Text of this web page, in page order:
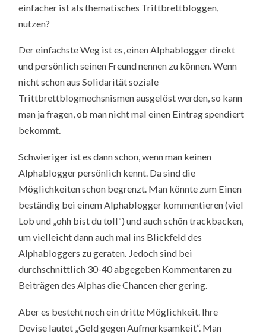
einfacher ist als thematisches Trittbrettbloggen,
nutzen?
Der einfachste Weg ist es, einen Alphablogger direkt
und persönlich seinen Freund nennen zu können. Wenn
nicht schon aus Solidarität soziale
Trittbrettblogmechsnismen ausgelöst werden, so kann
man ja fragen, ob man nicht mal einen Eintrag spendiert
bekommt.
Schwieriger ist es dann schon, wenn man keinen
Alphablogger persönlich kennt. Da sind die
Möglichkeiten schon begrenzt. Man könnte zum Einen
beständig bei einem Alphablogger kommentieren (viel
Lob und „ohh bist du toll“) und auch schön trackbacken,
um vielleicht dann auch mal ins Blickfeld des
Alphabloggers zu geraten. Jedoch sind bei
durchschnittlich 30-40 abgegeben Kommentaren zu
Beiträgen des Alphas die Chancen eher gering.
Aber es besteht noch ein dritte Möglichkeit. Ihre
Devise lautet „Geld gegen Aufmerksamkeit“. Man